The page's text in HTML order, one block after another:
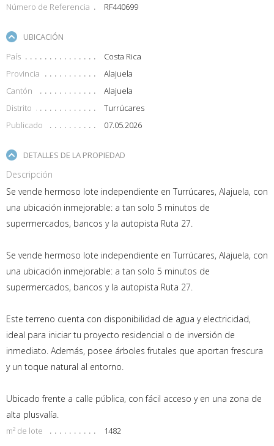
Número de Referencia RF440699
UBICACIÓN
País
Costa Rica
Provincia
Alajuela
Cantón
Alajuela
Distrito
Turrúcares
Publicado
07.05.2026
DETALLES DE LA PROPIEDAD
Descripción
Se vende hermoso lote independiente en Turrúcares, Alajuela, con
una ubicación inmejorable: a tan solo 5 minutos de
supermercados, bancos y la autopista Ruta 27.
Se vende hermoso lote independiente en Turrúcares, Alajuela, con
una ubicación inmejorable: a tan solo 5 minutos de
supermercados, bancos y la autopista Ruta 27.
Este terreno cuenta con disponibilidad de agua y electricidad,
ideal para iniciar tu proyecto residencial o de inversión de
inmediato. Además, posee árboles frutales que aportan frescura
y un toque natural al entorno.
Ubicado frente a calle pública, con fácil acceso y en una zona de
alta plusvalía.
m² de lote 1482